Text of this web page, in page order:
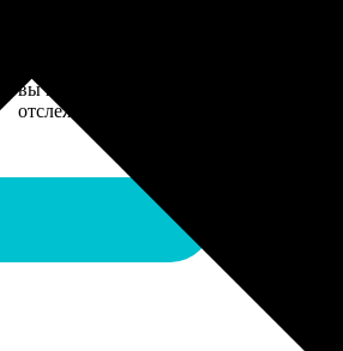
вы получите письмо с трек-номером для
отслеживания.